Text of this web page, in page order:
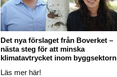
Det nya förslaget från Boverket –
nästa steg för att minska
klimatavtrycket inom byggsektorn
Läs mer här!